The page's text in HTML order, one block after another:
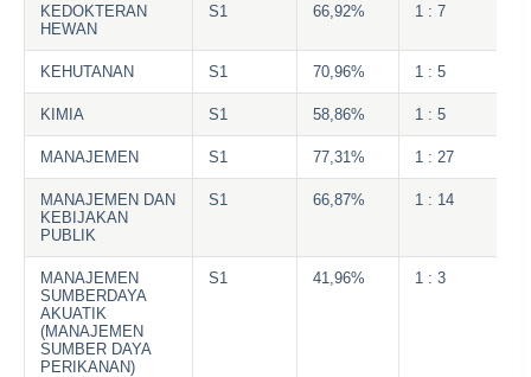
KEDOKTERAN
HEWAN
S1 66,92% 1 : 7
KEHUTANAN S1 70,96% 1 : 5
KIMIA S1 58,86% 1 : 5
MANAJEMEN S1 77,31% 1 : 27
MANAJEMEN DAN
KEBIJAKAN
PUBLIK
S1 66,87% 1 : 14
MANAJEMEN
SUMBERDAYA
AKUATIK
(MANAJEMEN
SUMBER DAYA
PERIKANAN)
S1 41,96% 1 : 3